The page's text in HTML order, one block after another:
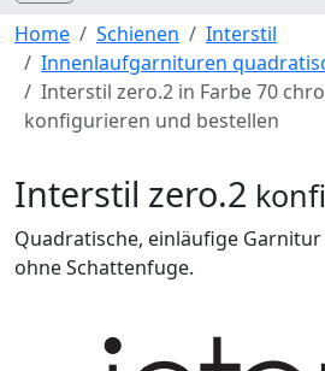
Home Schienen
Interstil
Innenlaufgarnituren
Interstil zero.2 in Farbe 70
konfigurieren und bestellen
Interstil zero.2
Quadratische, einläufige
ohne Schattenfuge.